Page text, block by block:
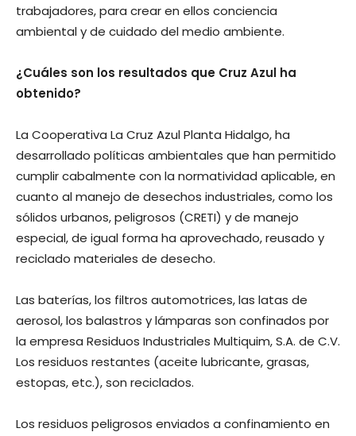
trabajadores, para crear en ellos conciencia
ambiental y de cuidado del medio ambiente.
¿Cuáles son los resultados que Cruz Azul ha
obtenido?
La Cooperativa La Cruz Azul Planta Hidalgo, ha
desarrollado políticas ambientales que han permitido
cumplir cabalmente con la normatividad aplicable, en
cuanto al manejo de desechos industriales, como los
sólidos urbanos, peligrosos (CRETI) y de manejo
especial, de igual forma ha aprovechado, reusado y
reciclado materiales de desecho.
Las baterías, los filtros automotrices, las latas de
aerosol, los balastros y lámparas son confinados por
la empresa Residuos Industriales Multiquim, S.A. de C.V.
Los residuos restantes (aceite lubricante, grasas,
estopas, etc.), son reciclados.
Los residuos peligrosos enviados a confinamiento en